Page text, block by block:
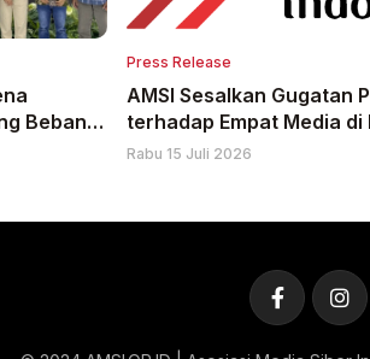
Bebani
Press Release
AMSI Sesalkan Gugatan
terhadap Empat Media di
Minta Majelis Hakim
Rabu 15 Juli 2026